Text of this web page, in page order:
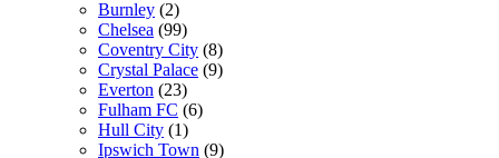
Burnley (2)
Chelsea (99)
Coventry City (8)
Crystal Palace (9)
Everton (23)
Fulham FC (6)
Hull City (1)
Ipswich Town (9)